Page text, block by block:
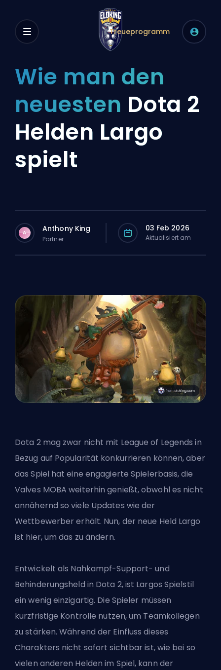
Treueprogramm
Wie man den
neuesten Dota 2
Helden Largo
spielt
A Anthony King
Partner
03 Feb 2026
Aktualisiert am
Dota 2 mag zwar nicht mit League of Legends in
Bezug auf Popularität konkurrieren können, aber
das Spiel hat eine engagierte Spielerbasis, die
Valves MOBA weiterhin genießt, obwohl es nicht
annähernd so viele Updates wie der
Wettbewerber erhält. Nun, der neue Held Largo
ist hier, um das zu ändern.
Entwickelt als Nahkampf-Support- und
Behinderungsheld in Dota 2, ist Largos Spielstil
ein wenig einzigartig. Die Spieler müssen
kurzfristige Kontrolle nutzen, um Teamkollegen
zu stärken. Während der Einfluss dieses
Charakters nicht sofort sichtbar ist, wie bei so
vielen anderen Helden im Spiel, kann der